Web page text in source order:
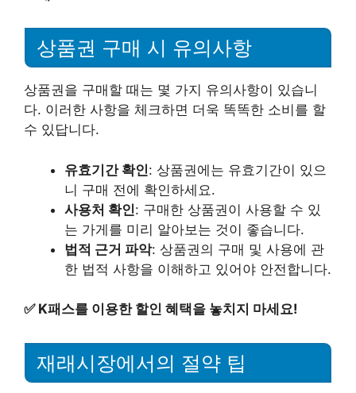
상품권 구매 시 유의사항
상품권을 구매할 때는 몇 가지 유의사항이 있습니
다. 이러한 사항을 체크하면 더욱 똑똑한 소비를 할
수 있답니다.
유효기간 확인: 상품권에는 유효기간이 있으
니 구매 전에 확인하세요.
사용처 확인: 구매한 상품권이 사용할 수 있
는 가게를 미리 알아보는 것이 좋습니다.
법적 근거 파악: 상품권의 구매 및 사용에 관
한 법적 사항을 이해하고 있어야 안전합니다.
✅ K패스를 이용한 할인 혜택을 놓치지 마세요!
재래시장에서의 절약 팁